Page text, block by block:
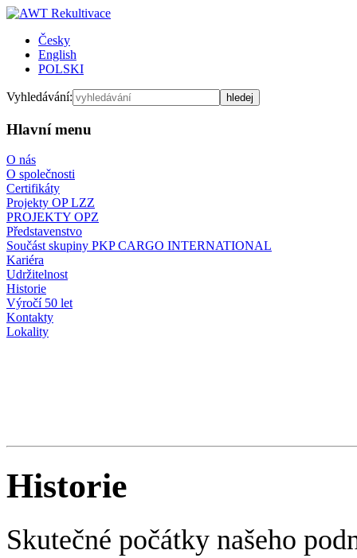
Česky
English
POLSKI
Vyhledávání:
Hlavní menu
O nás
O společnosti
Certifikáty
Projekty OP LZZ
PROJEKTY OPZ
Představenstvo
Součást skupiny PKP CARGO INTERNATIONAL
Kariéra
Udržitelnost
Historie
Výročí 50 let
Kontakty
Lokality
Historie
Skutečné počátky našeho